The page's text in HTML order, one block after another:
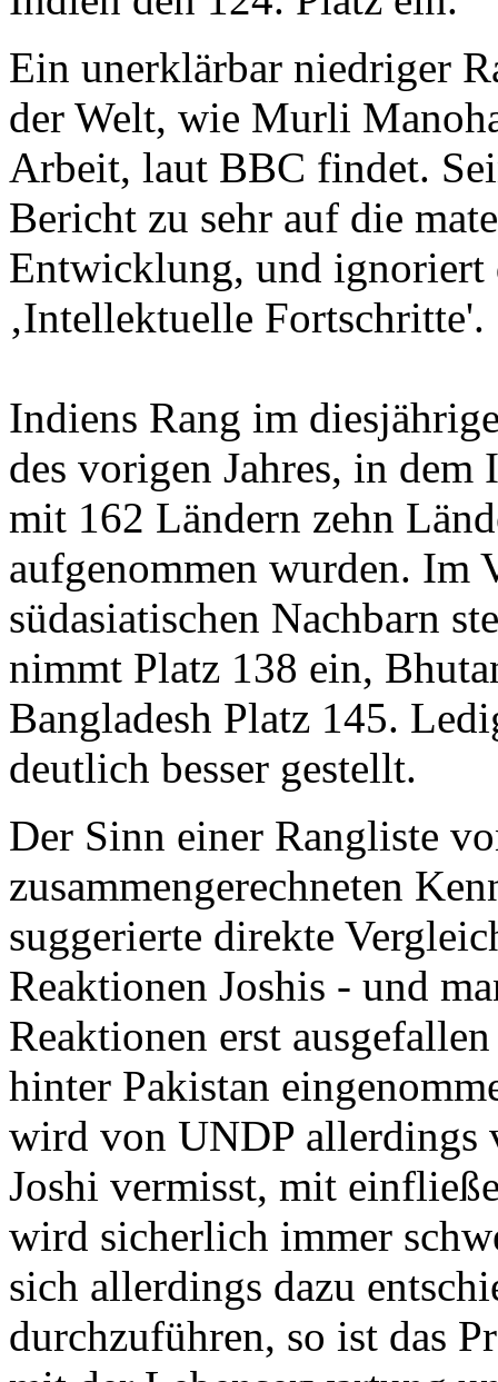
Ein unerklärbar niedriger
der Welt, wie Murli
Arbeit, laut BBC findet.
Bericht zu sehr auf die
Entwicklung, und ignoriert
‚Intellektuelle Fortschritte'.
Indiens Rang im
des vorigen Jahres, in
mit 162 Ländern zehn
aufgenommen wurden. Im
südasiatischen Nachbarn
nimmt Platz 138 ein,
Bangladesh Platz 145.
deutlich besser gestellt.
Der Sinn einer Rangliste
zusammengerechneten
suggerierte direkte
Reaktionen Joshis - und
Reaktionen erst
hinter Pakistan
wird von UNDP allerdings
Joshi vermisst, mit
wird sicherlich immer
sich allerdings dazu
durchzuführen, so ist das